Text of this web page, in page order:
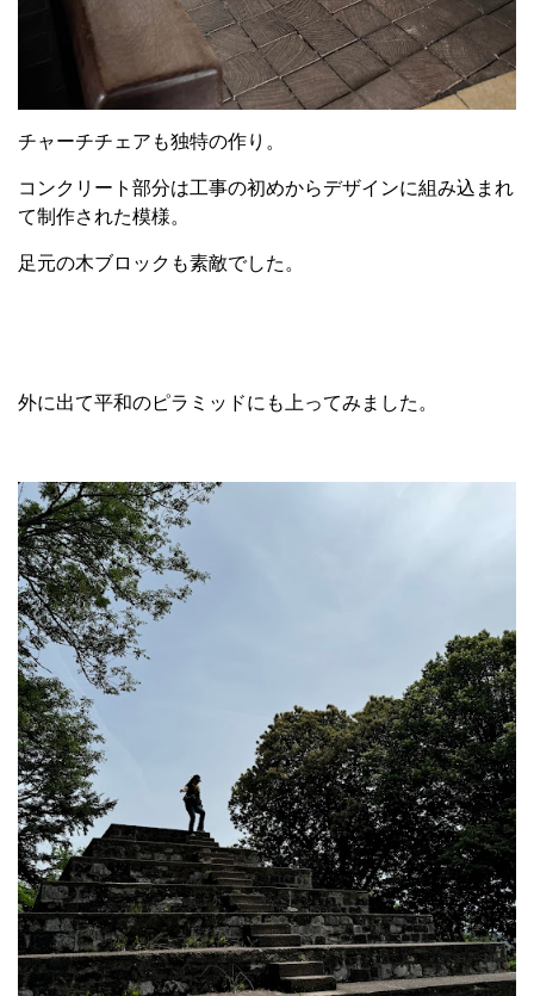
チャーチチェアも独特の作り。
コンクリート部分は工事の初めからデザインに組み込まれ
て制作された模様。
足元の木ブロックも素敵でした。
外に出て平和のピラミッドにも上ってみました。